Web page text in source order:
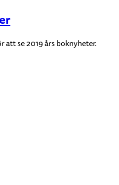
att se 2019 års boknyheter.